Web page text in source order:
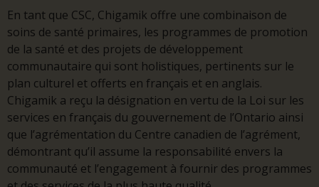
En tant que CSC, Chigamik offre une combinaison de
soins de santé primaires, les programmes de promotion
de la santé et des projets de développement
communautaire qui sont holistiques, pertinents sur le
plan culturel et offerts en français et en anglais.
Chigamik a reçu la désignation en vertu de la Loi sur les
services en français du gouvernement de l’Ontario ainsi
que l’agrémentation du Centre canadien de l’agrément,
démontrant qu’il assume la responsabilité envers la
communauté et l’engagement à fournir des programmes